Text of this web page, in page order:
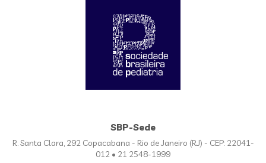
SBP-Sede
R. Santa Clara, 292 Copacabana - Rio de Janeiro (RJ) - CEP: 22041-
012 • 21 2548-1999